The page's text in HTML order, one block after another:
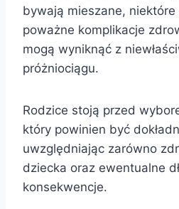
bywają mieszane,
poważne komplikacje
mogą wyniknąć z
próżniociągu.
Rodzice stoją przed
który powinien być
uwzględniając zarówno
dziecka oraz ewentualne
konsekwencje.